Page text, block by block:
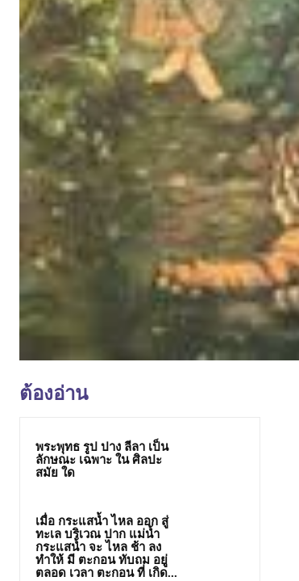
ต้องอ่าน
พระพุทธ รูป ปาง ลีลา เป็น
ลักษณะ เฉพาะ ใน ศิลปะ
สมัย ใด
เมื่อ กระแสน้ำ ไหล ออก สู่
ทะเล บริเวณ ปาก แม่น้ำ
กระแสน้ำ จะ ไหล ช้า ลง
ทำให้ มี ตะกอน ทับถม อยู่
ตลอด เวลา ตะกอน ที่ เกิด...